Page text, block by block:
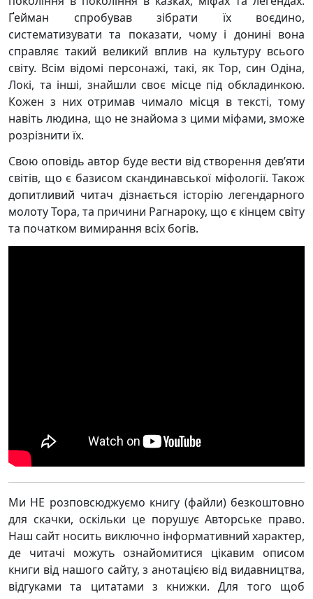
Ґейман спробував зібрати їх воєдино,
систематизувати та показати, чому і донині вона
справляє такий великий вплив на культуру всього
світу. Всім відомі персонажі, такі, як Тор, син Одіна,
Локі, та інші, знайшли своє місце під обкладинкою.
Кожен з них отримав чимало місця в тексті, тому
навіть людина, що не знайома з цими міфами, зможе
розрізнити їх.
Свою оповідь автор буде вести від створення дев’яти
світів, що є базисом скандинавської міфології. Також
допитливий читач дізнається історію легендарного
молоту Тора, та причини Рагнароку, що є кінцем світу
та початком вимирання всіх богів.
Ми НЕ розповсюджуємо книгу (файли) безкоштовно
для скачки, оскільки це порушує Авторське право.
Наш сайт носить виключно інформативний характер,
де читачі можуть ознайомитися цікавим описом
книги від нашого сайту, з анотацією від видавництва,
відгуками та цитатами з книжки. Для того щоб